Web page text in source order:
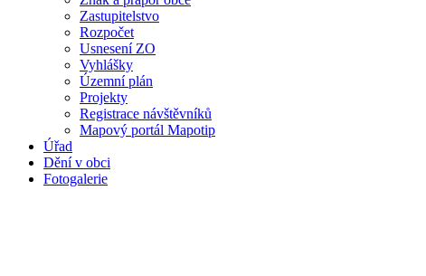
Zastupitelstvo
Rozpočet
Usnesení ZO
Vyhlášky
Územní plán
Projekty
Registrace návštěvníků
Mapový portál Mapotip
Úřad
Dění v obci
Fotogalerie